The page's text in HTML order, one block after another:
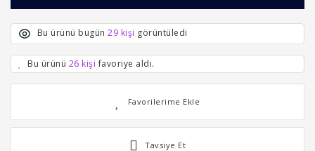
Bu ürünü bugün 29 kişi görüntüledi
Bu ürünü 26 kişi favoriye aldı.
Tavsiye Et